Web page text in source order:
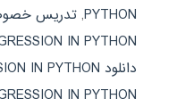
PYTHON
, تدریس
IN PYTHON
دانلود REGRESSION IN PYTHON
IN PYTHON